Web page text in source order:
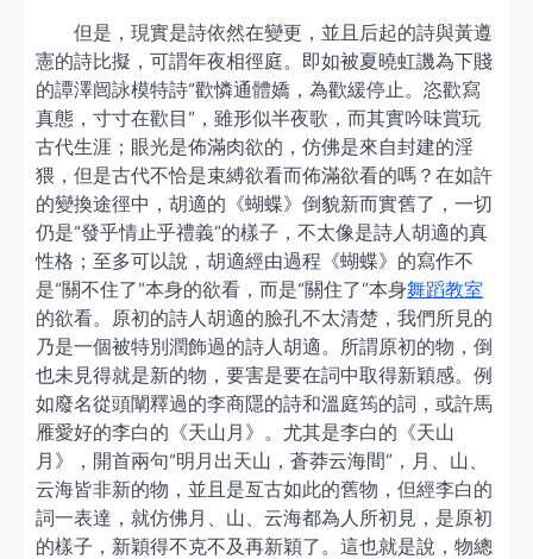
但是，現實是詩依然在變更，並且后起的詩與黃遵
憲的詩比擬，可謂年夜相徑庭。即如被夏曉虹譏為下賤
的譚澤闿詠模特詩“歡憐通體嬌，為歡緩停止。恣歡寫
真態，寸寸在歡目”，雖形似半夜歌，而其實吟味賞玩
古代生涯；眼光是佈滿肉欲的，仿佛是來自封建的淫
猥，但是古代不恰是束縛欲看而佈滿欲看的嗎？在如許
的變換途徑中，胡適的《蝴蝶》倒貌新而實舊了，一切
仍是“發乎情止乎禮義”的樣子，不太像是詩人胡適的真
性格；至多可以說，胡適經由過程《蝴蝶》的寫作不
是“關不住了”本身的欲看，而是“關住了”本身舞蹈教室
的欲看。原初的詩人胡適的臉孔不太清楚，我們所見的
乃是一個被特別潤飾過的詩人胡適。所謂原初的物，倒
也未見得就是新的物，要害是要在詞中取得新穎感。例
如廢名從頭闡釋過的李商隱的詩和溫庭筠的詞，或許馬
雁愛好的李白的《天山月》。尤其是李白的《天山
月》，開首兩句“明月出天山，蒼莽云海間”，月、山、
云海皆非新的物，並且是亙古如此的舊物，但經李白的
詞一表達，就仿佛月、山、云海都為人所初見，是原初
的樣子，新穎得不克不及再新穎了。這也就是說，物總